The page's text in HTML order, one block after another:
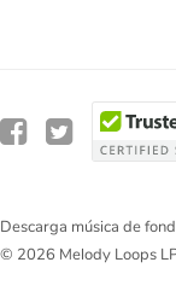
Descarga música de
© 2026 Melody Loops